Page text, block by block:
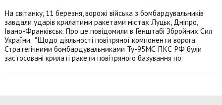
На світанку, 11 березня, ворожі війська з бомбардувальників
завдали ударів крилатими ракетами містах Луцьк, Дніпро,
Івано-Франківськ. Про це повідомили в Генштабі Збройних Сил
України. "Щодо діяльності повітряної компоненти ворога.
Стратегічними бомбардувальниками Ту-95МС ПКС РФ були
застосовані крилаті ракети повітряного базування по